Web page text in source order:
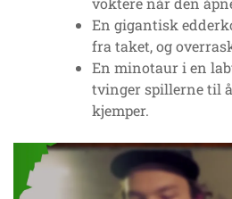
En gigantisk
fra taket, og
En minotaur i en
tvinger spillerne til
kjemper.